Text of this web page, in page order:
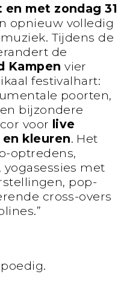
met zondag 31
opnieuw volledig
Tijdens de
de
Kampen vier
festivalhart:
poorten,
bijzondere
voor live
kleuren. Het
optredens,
met
pop-
cross-overs